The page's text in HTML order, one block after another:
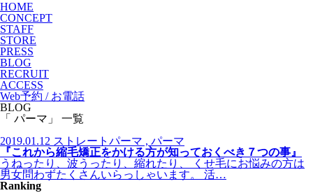
HOME
CONCEPT
STAFF
STORE
PRESS
BLOG
RECRUIT
ACCESS
Web予約 / お電話
BLOG
「 パーマ」 一覧
2019.01.12 ストレートパーマ , パーマ
『これから縮毛矯正をかける方が知っておくべき７つの事』
うねったり、波うったり、縮れたり、 くせ毛にお悩みの方は
男女問わずたくさんいらっしゃいます。 活…
Ranking